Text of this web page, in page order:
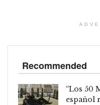
Recommended
“Los 50
español